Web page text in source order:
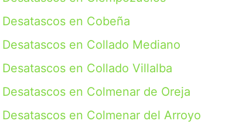
Desatascos en Cobeña
Desatascos en Collado Mediano
Desatascos en Collado Villalba
Desatascos en Colmenar de Oreja
Desatascos en Colmenar del Arroyo